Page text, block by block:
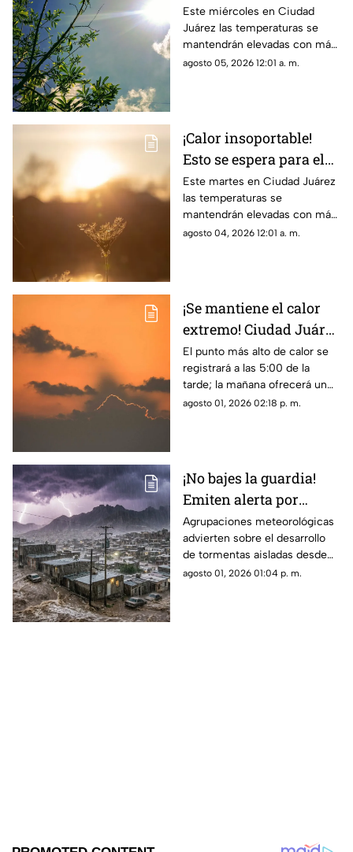
para hoy, 5 de agosto,
en Ciudad Juárez
Este miércoles en Ciudad
Juárez las temperaturas se
mantendrán elevadas con más
de 40 grados
agosto 05, 2026 12:01 a. m.
¡Calor insoportable!
Esto se espera para el
clima de hoy en Ciudad
Juárez
Este martes en Ciudad Juárez
las temperaturas se
mantendrán elevadas con más
de 40 grados
agosto 04, 2026 12:01 a. m.
¡Se mantiene el calor
extremo! Ciudad Juárez
tendrá hasta 38 grados
en el clima de este
domingo
El punto más alto de calor se
registrará a las 5:00 de la
tarde; la mañana ofrecerá un
ambiente más fresco con 26
agosto 01, 2026 02:18 p. m.
¡No bajes la guardia!
Emiten alerta por
monzón y riesgo de
inundaciones en
Ciudad Juárez y El Paso
Agrupaciones meteorológicas
advierten sobre el desarrollo
de tormentas aisladas desde
las 12:00 p. m.,
agosto 01, 2026 01:04 p. m.